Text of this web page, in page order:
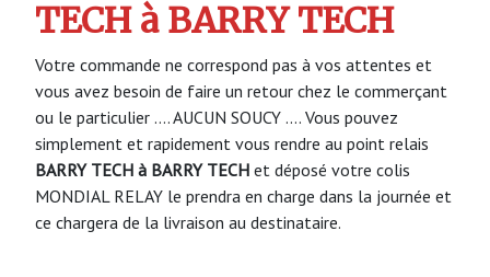
TECH à BARRY TECH
Votre commande ne correspond pas à vos attentes et
vous avez besoin de faire un retour chez le commerçant
ou le particulier …. AUCUN SOUCY …. Vous pouvez
simplement et rapidement vous rendre au point relais
BARRY TECH à BARRY TECH et déposé votre colis
MONDIAL RELAY le prendra en charge dans la journée et
ce chargera de la livraison au destinataire.